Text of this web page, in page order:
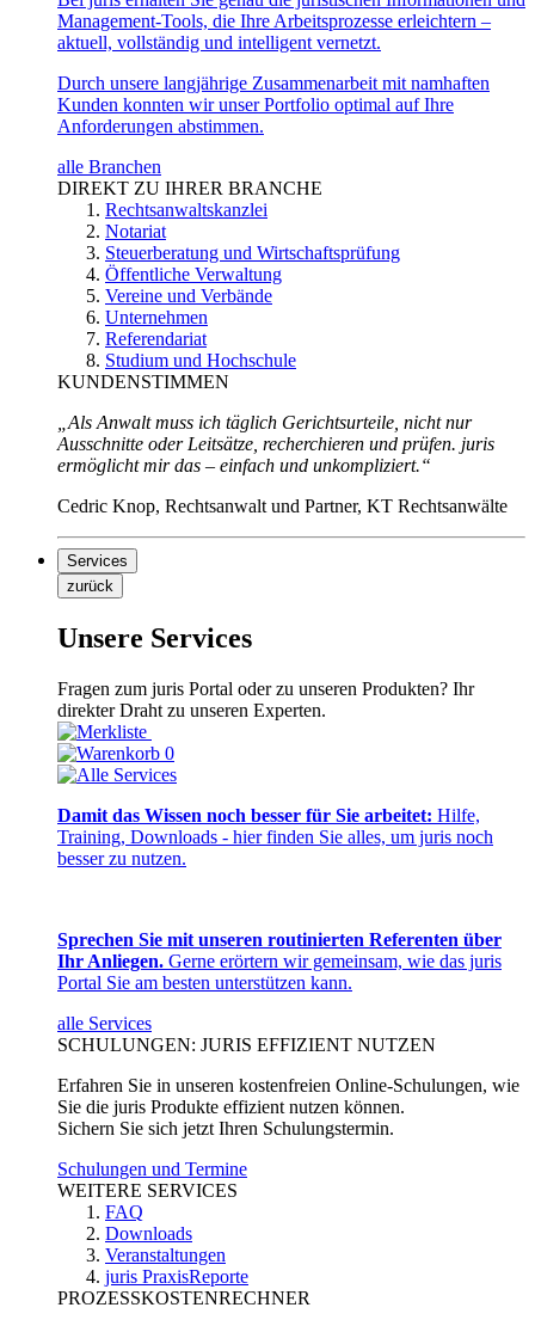
Management-Tools, die Ihre Arbeitsprozesse erleichtern –
aktuell, vollständig und intelligent vernetzt.
Durch unsere langjährige Zusammenarbeit mit namhaften
Kunden konnten wir unser Portfolio optimal auf Ihre
Anforderungen abstimmen.
alle Branchen
DIREKT ZU IHRER BRANCHE
Rechtsanwaltskanzlei
Notariat
Steuerberatung und Wirtschaftsprüfung
Öffentliche Verwaltung
Vereine und Verbände
Unternehmen
Referendariat
Studium und Hochschule
KUNDENSTIMMEN
„Als Anwalt muss ich täglich Gerichtsurteile, nicht nur
Ausschnitte oder Leitsätze, recherchieren und prüfen. juris
ermöglicht mir das – einfach und unkompliziert.“
Cedric Knop, Rechtsanwalt und Partner, KT Rechtsanwälte
Services
zurück
Unsere Services
Fragen zum juris Portal oder zu unseren Produkten? Ihr
direkter Draht zu unseren Experten.
0
Damit das Wissen noch besser für Sie arbeitet: Hilfe,
Training, Downloads - hier finden Sie alles, um juris noch
besser zu nutzen.
Sprechen Sie mit unseren routinierten Referenten über
Ihr Anliegen. Gerne erörtern wir gemeinsam, wie das juris
Portal Sie am besten unterstützen kann.
alle Services
SCHULUNGEN: JURIS EFFIZIENT NUTZEN
Erfahren Sie in unseren kostenfreien Online-Schulungen, wie
Sie die juris Produkte effizient nutzen können.
Sichern Sie sich jetzt Ihren Schulungstermin.
Schulungen und Termine
WEITERE SERVICES
FAQ
Downloads
Veranstaltungen
juris PraxisReporte
PROZESSKOSTENRECHNER